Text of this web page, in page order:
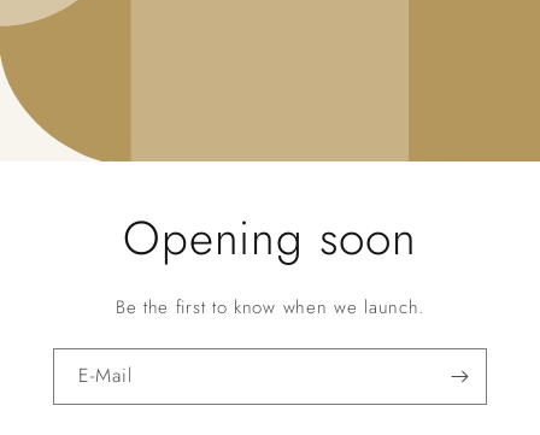
Opening soon
Be the first to know when we launch.
E-Mail